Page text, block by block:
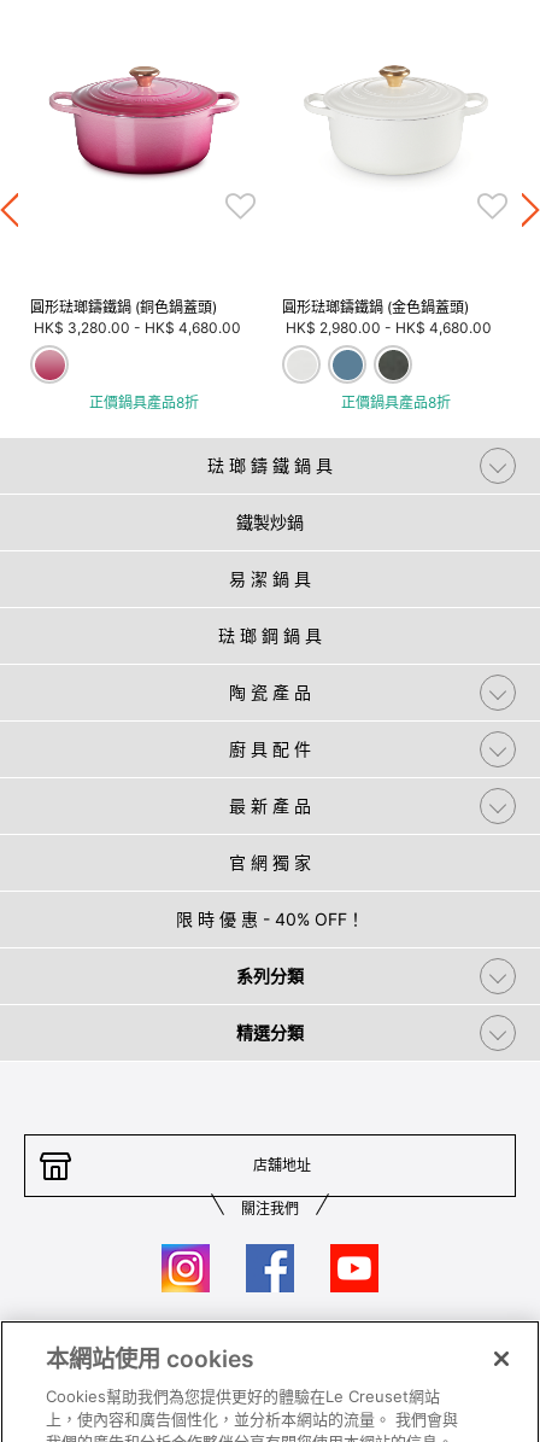
圓形琺瑯鑄鐵鍋 (銅色鍋蓋頭)
HK$ 3,280.00 - HK$ 4,680.00
正價鍋具產品8折
圓形琺瑯鑄鐵鍋 (金色鍋蓋頭)
HK$ 2,980.00 - HK$ 4,680.00
正價鍋具產品8折
琺 瑯 鑄 鐵 鍋 具
鐵製炒鍋
易 潔 鍋 具
琺 瑯 鋼 鍋 具
陶 瓷 產 品
廚 具 配 件
最 新 產 品
官 網 獨 家
限 時 優 惠 - 40% OFF！
系列分類
精選分類
店舖地址
關注我們
聯絡我們
私隱政策 保養及使用
本網站使用 cookies
Cookies幫助我們為您提供更好的體驗在Le Creuset網站
上，使內容和廣告個性化，並分析本網站的流量。 我們會與